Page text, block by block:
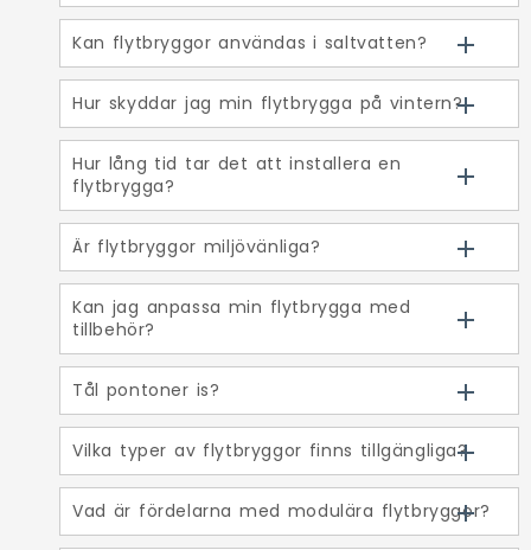
Kan flytbryggor användas i saltvatten?
Hur skyddar jag min flytbrygga på vintern?
Hur lång tid tar det att installera en
flytbrygga?
Är flytbryggor miljövänliga?
Kan jag anpassa min flytbrygga med
tillbehör?
Tål pontoner is?
Vilka typer av flytbryggor finns tillgängliga?
Vad är fördelarna med modulära flytbryggor?